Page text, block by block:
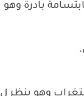
بادرة
وهو ينظر ل